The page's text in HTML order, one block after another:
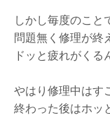
しかし毎度のこと
問題無く修理が終
ドッと疲れがくる
やはり修理中はす
終わった後はホッ